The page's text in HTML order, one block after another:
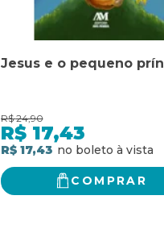
Jesus e o pequeno
R$ 24,90
R$ 17,43
R$ 17,43
COMPRAR